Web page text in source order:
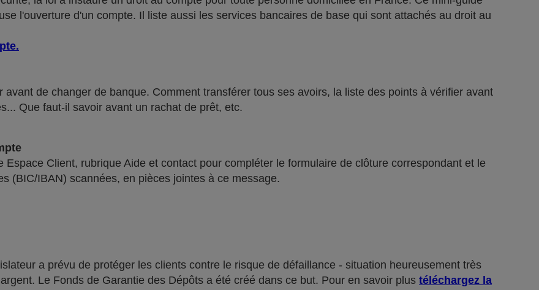
l'ouverture d'un compte. Il liste aussi les services bancaires de base qui sont attachés au droit au
.
de changer de banque. Comment transférer tous ses avoirs, la liste des points à vérifier avant
Que faut-il savoir avant un rachat de prêt, etc.
Client, rubrique Aide et contact pour compléter le formulaire de clôture correspondant et le
(BIC/IBAN) scannées, en pièces jointes à ce message.
a prévu de protéger les clients contre le risque de défaillance - situation heureusement très
Le Fonds de Garantie des Dépôts a été créé dans ce but. Pour en savoir plus téléchargez la